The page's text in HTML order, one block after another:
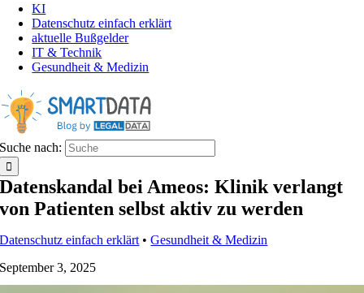
KI
Datenschutz einfach erklärt
aktuelle Bußgelder
IT & Technik
Gesundheit & Medizin
Suche nach:
Datenskandal bei Ameos: Klinik verlangt
von Patienten selbst aktiv zu werden
Datenschutz einfach erklärt •Gesundheit & Medizin
September 3, 2025